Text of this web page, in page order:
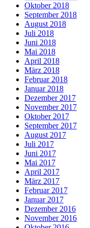
Oktober 2018
September 2018
August 2018
Juli 2018
Juni 2018
Mai 2018
April 2018
März 2018
Februar 2018
Januar 2018
Dezember 2017
November 2017
Oktober 2017
September 2017
August 2017
Juli 2017
Juni 2017
Mai 2017
April 2017
März 2017
Februar 2017
Januar 2017
Dezember 2016
November 2016